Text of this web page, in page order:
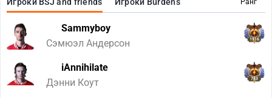
Ранг
Sammyboy
Сэмюэл Андерсон
1916
iAnnihilate
Дэнни Коут
783